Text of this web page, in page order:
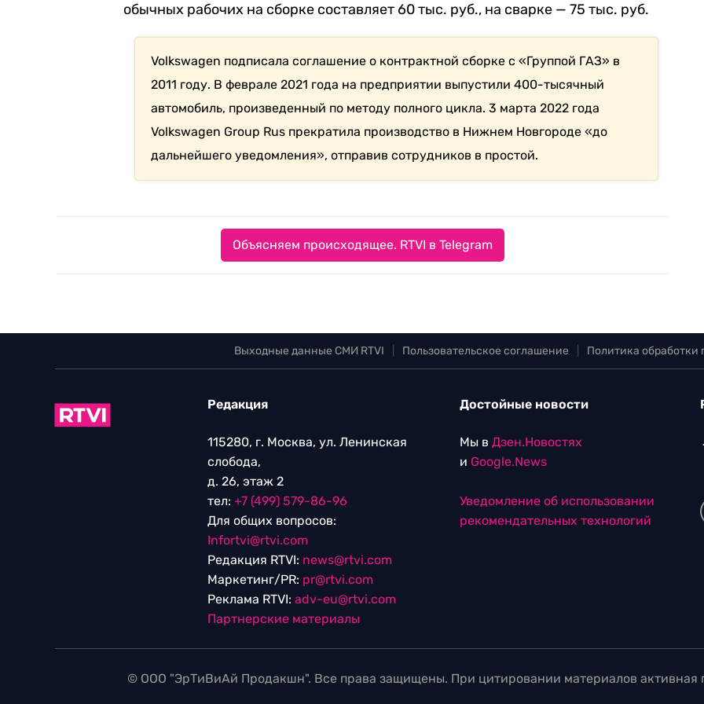
обычных рабочих на сборке составляет 60 тыс. руб., на сварке — 75 тыс. руб.
Volkswagen подписала соглашение о контрактной сборке с «Группой ГАЗ» в
2011 году. В феврале 2021 года на предприятии выпустили 400-тысячный
автомобиль, произведенный по методу полного цикла. 3 марта 2022 года
Volkswagen Group Rus прекратила производство в Нижнем Новгороде «до
дальнейшего уведомления», отправив сотрудников в простой.
Объясняем происходящее. RTVI в Telegram
Выходные данные СМИ RTVI Пользовательское соглашение Политика
Редакция
115280, г. Москва, ул. Ленинская
слобода,
д. 26, этаж 2
тел: +7 (499) 579-86-96
Для общих вопросов:
Infortvi@rtvi.com
Редакция RTVI: news@rtvi.com
Маркетинг/PR: pr@rtvi.com
Реклама RTVI: adv-eu@rtvi.com
Партнерские материалы
Достойные новости
Мы в Дзен.Новостях
и Google.News
Уведомление об использовании
рекомендательных технологий
© ООО "ЭрТиВиАй Продакшн". Все права защищены. При цитировании материалов активная